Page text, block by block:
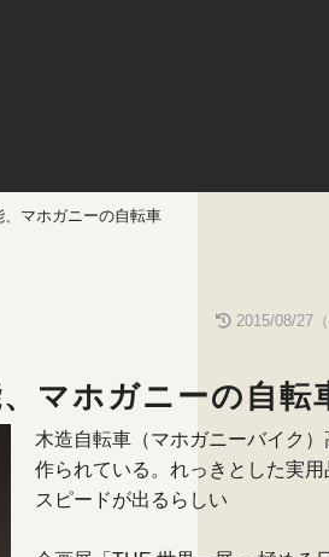
マホガニーの自転車
2015/08/27（
マホガニーの自転
木造自転車（マホガニーバイク
作られている。れっきとした実用
スピードが出るらしい